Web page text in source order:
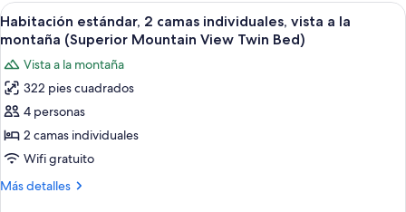
la
montaña
(Premium
Mountain
View
Double)
cama
Queen
vista
a
la
montaña
(Premium
View
Double)
Abrir
todas
fotos
de
Habitación
estándar,
2
camas
Una cama doble con ropa de cama
5
Habitación estándar, 2 camas individuales, vista a la
montaña (Superior Mountain View Twin Bed)
Vista a la montaña
322 pies cuadrados
4 personas
2 camas individuales
Wifi gratuito
Más detalles
Más